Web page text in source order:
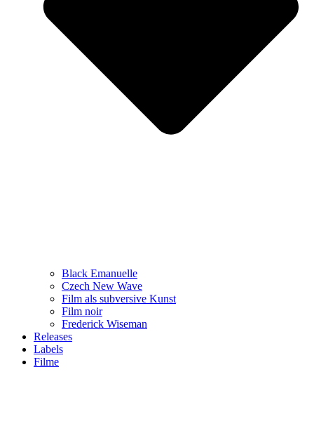
Black Emanuelle
Czech New Wave
Film als subversive Kunst
Film noir
Frederick Wiseman
Releases
Labels
Filme